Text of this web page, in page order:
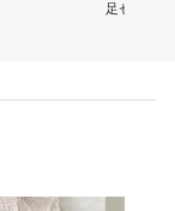
足セット